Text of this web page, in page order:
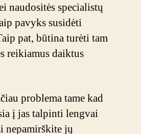
naudositės specialistų
pavyks susidėti
pat, būtina turėti tam
reikiamus daiktus
problema tame kad
į jas talpinti lengvai
nepamirškite jų